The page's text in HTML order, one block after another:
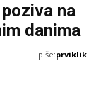
na
danima
piše:prviklik